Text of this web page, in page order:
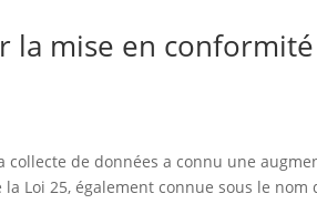
la mise en
de données a connu une
Loi 25, également connue sous le nom